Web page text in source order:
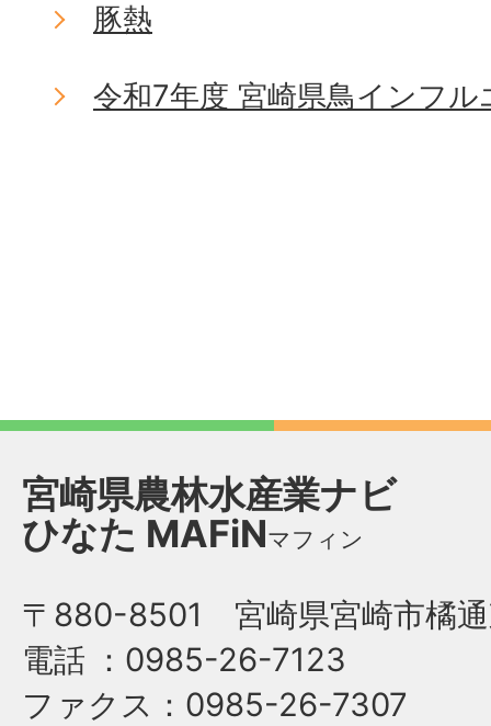
豚熱
令和7年度 宮崎県鳥インフ
宮崎県農林水産業ナビ
ひなた MAFiNマフィン
〒880-8501 宮崎県宮崎市橘通
電話 ：0985-26-7123
ファクス ：0985-26-7307